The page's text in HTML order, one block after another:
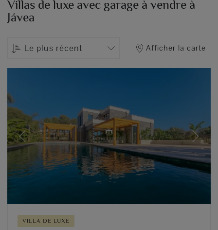
Villas de luxe avec garage à vendre à
Jávea
Le plus récent Afficher la carte
Previous Next
VILLA DE LUXE